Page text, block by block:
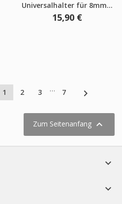
Universalhalter für 8mm...
Preis
15,90 €
1 2 3 … 7 
Zum Seitenanfang 

